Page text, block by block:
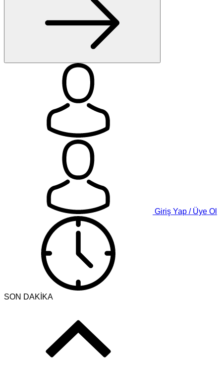
Giriş Yap / Üye Ol
SON DAKİKA